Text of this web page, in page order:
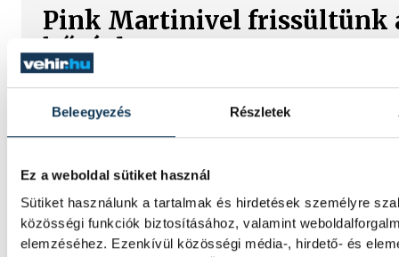
Beleegyezés Részletek
Ez a weboldal sütiket használ
Sütiket használunk a tartalmak és hirdetések személyre
közösségi funkciók biztosításához, valamint
elemzéséhez. Ezenkívül közösségi média-, hirdető- és
Pink Martinivel frissültünk
hőségben
Nemzetközi repertoárral lépett színpadra
kertben szombaton Thomas Lauderdale
zenekara, a Pink Martini.
KULTÚRA